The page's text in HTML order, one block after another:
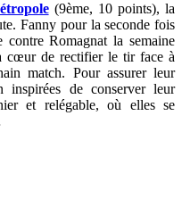
(9ème, 10 points), la
Fanny pour la seconde fois
Romagnat la semaine
cœur de rectifier le tir face à
match. Pour assurer leur
inspirées de conserver leur
et relégable, où elles se